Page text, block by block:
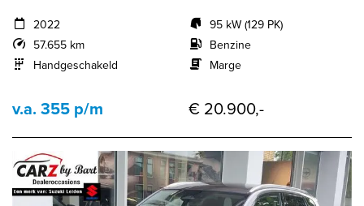
2022
57.655 km
Handgeschakeld
95 kW (129 PK)
Benzine
Marge
v.a. 355 p/m € 20.900,-